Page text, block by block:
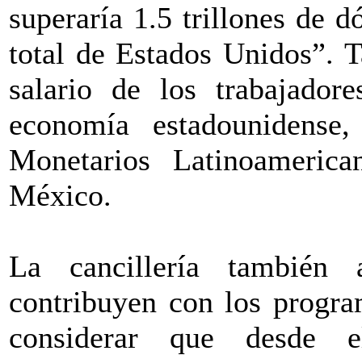
superaría 1.5 trillones de
total de Estados Unidos”.
salario de los
economía
Monetarios
México.
La cancillería también
contribuyen con los
considerar que